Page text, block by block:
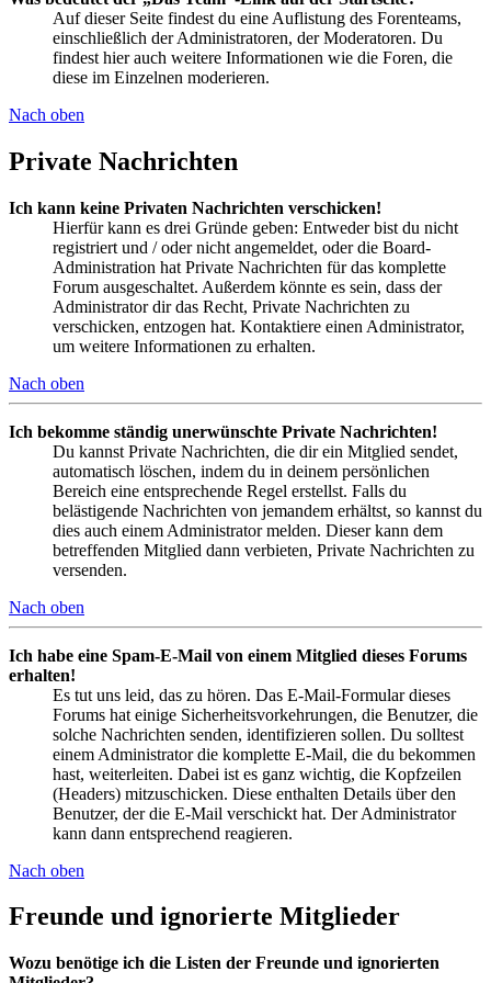
Auf dieser Seite findest du eine Auflistung des Forenteams,
einschließlich der Administratoren, der Moderatoren. Du
findest hier auch weitere Informationen wie die Foren, die
diese im Einzelnen moderieren.
Nach oben
Private Nachrichten
Ich kann keine Privaten Nachrichten verschicken!
Hierfür kann es drei Gründe geben: Entweder bist du nicht
registriert und / oder nicht angemeldet, oder die Board-
Administration hat Private Nachrichten für das komplette
Forum ausgeschaltet. Außerdem könnte es sein, dass der
Administrator dir das Recht, Private Nachrichten zu
verschicken, entzogen hat. Kontaktiere einen Administrator,
um weitere Informationen zu erhalten.
Nach oben
Ich bekomme ständig unerwünschte Private Nachrichten!
Du kannst Private Nachrichten, die dir ein Mitglied sendet,
automatisch löschen, indem du in deinem persönlichen
Bereich eine entsprechende Regel erstellst. Falls du
belästigende Nachrichten von jemandem erhältst, so kannst du
dies auch einem Administrator melden. Dieser kann dem
betreffenden Mitglied dann verbieten, Private Nachrichten zu
versenden.
Nach oben
Ich habe eine Spam-E-Mail von einem Mitglied dieses Forums
erhalten!
Es tut uns leid, das zu hören. Das E-Mail-Formular dieses
Forums hat einige Sicherheitsvorkehrungen, die Benutzer, die
solche Nachrichten senden, identifizieren sollen. Du solltest
einem Administrator die komplette E-Mail, die du bekommen
hast, weiterleiten. Dabei ist es ganz wichtig, die Kopfzeilen
(Headers) mitzuschicken. Diese enthalten Details über den
Benutzer, der die E-Mail verschickt hat. Der Administrator
kann dann entsprechend reagieren.
Nach oben
Freunde und ignorierte Mitglieder
Wozu benötige ich die Listen der Freunde und ignorierten